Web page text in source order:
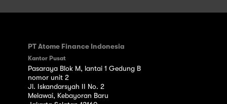
PT Atome Finance Indonesia
Kantor Pusat
Pasaraya Blok M, lantai 1 Gedung B
nomor unit 2
Jl. Iskandarsyah II No. 2
Melawai, Kebayoran Baru